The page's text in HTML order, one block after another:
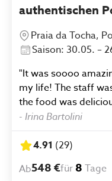
authentischen
Praia da Tocha,
Saison: 30.05. –
"It was soooo
my life! The staff was so friendly and hardworking,
the food was
the instructors are
It was so much fun!
was so easy to
bring a zinc stick for
- Irina Bartolini
4.91 (29)
Ab548 €für 8 Tage